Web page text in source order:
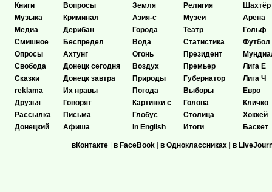
Книги
Музыка
Медиа
Смишное
Опросы
Свобода
Сказки
reklama
Друзья
Рассылка
Донецкий
Вопросы
Криминал
Дерибан
Беспредел
Ахтунг
Донецк сегодня
Донецк завтра
Их нравы
Говорят
Письма
Афиша
Земля
Азия-с
Города
Вода
Огонь
Воздух
Природы
Погода
Картинки с
Глобус
In English
Религия
Музеи
Театр
Статистика
Президент
Премьер
Губернатор
Выборы
Голова
Столица
Итоги
Шахтёр
Арена
Гольф
Футбол
Лига Е
Лига Ч
Евро
Кличко
Хоккей
Баскет
вКонтакте | в FaceBook | в Одноклассниках | в